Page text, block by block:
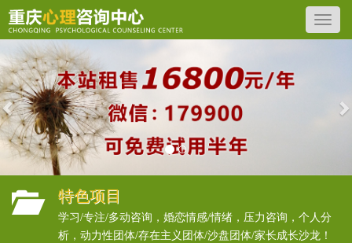
Previous
特色项目
学习/专注/多动咨询，婚恋情感/情绪，压力咨询，个人分
析，动力性团体/存在主义团体/沙盘团体/家长成长沙龙！